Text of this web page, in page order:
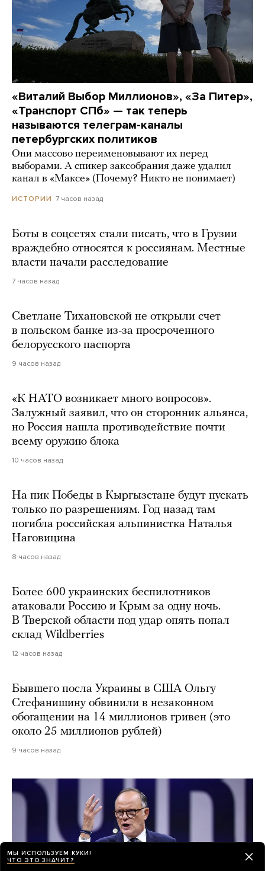
«Виталий Выбор Миллионов», «За Питер»,
«Транспорт СПб» — так теперь
называются телеграм-каналы
петербургских политиков
Они массово переименовывают их перед
выборами. А спикер заксобрания даже удалил
канал в «Максе» (Почему? Никто не понимает)
ИСТОРИИ 7 часов назад
Боты в соцсетях стали писать, что в Грузии
враждебно относятся к россиянам. Местные
власти начали расследование
7 часов назад
Светлане Тихановской не открыли счет
в польском банке из-за просроченного
белорусского паспорта
9 часов назад
«К НАТО возникает много вопросов».
Залужный заявил, что он сторонник альянса,
но Россия нашла противодействие почти
всему оружию блока
10 часов назад
На пик Победы в Кыргызстане будут пускать
только по разрешениям. Год назад там
погибла российская альпинистка Наталья
Наговицина
8 часов назад
Более 600 украинских беспилотников
атаковали Россию и Крым за одну ночь.
В Тверской области под удар опять попал
склад Wildberries
12 часов назад
Бывшего посла Украины в США Ольгу
Стефанишину обвинили в незаконном
обогащении на 14 миллионов гривен (это
около 25 миллионов рублей)
9 часов назад
МЫ ИСПОЛЬЗУЕМ КУКИ!
ЧТО ЭТО ЗНАЧИТ?